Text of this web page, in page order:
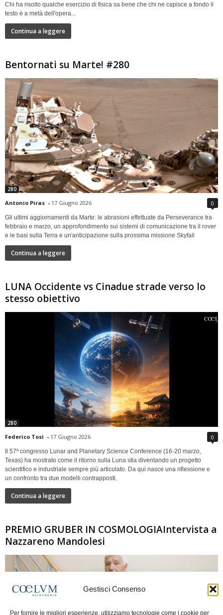
Gestisci Consenso
Per fornire le migliori esperienze, utilizziamo tecnologie come i cookie per
Chi ha risolto qualche esercizio di fisica sa bene che chi ne capisce a fondo il
testo è a metà dell'opera...
Continua a leggere
Bentornati su Marte! #280
280
Antonio Piras - 17 Giugno 2026 0
Gli ultimi aggiornamenti da Marte: le abrasioni effettuate da Perseverance tra
febbraio e marzo, un approfondimento sui sistemi di comunicazione tra il rover
e le basi sulla Terra e un'anticipazione sulla prossima missione Skyfall
Continua a leggere
LUNA Occidente vs Cinadue strade verso lo
stesso obiettivo
280
Federico Tosi - 17 Giugno 2026 0
Il 57º congresso Lunar and Planetary Science Conference (16-20 marzo,
Texas) ha mostrato come il ritorno sulla Luna stia diventando un progetto
scientifico e industriale sempre più articolato. Da qui nasce una riflessione e
un confronto tra due modelli contrapposti.
Continua a leggere
PREMIO GRUBER IN COSMOLOGIAIntervista a
Nazzareno Mandolesi